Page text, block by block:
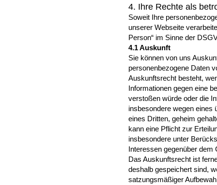
4. Ihre Rechte als
Soweit Ihre
unserer Webseite
Person“ im Sinne der
4.1 Auskunft
Sie können von uns
personenbezogene Daten
Auskunftsrecht besteht,
Informationen gegen eine
verstoßen würde oder die
insbesondere wegen eines
eines Dritten, geheim
kann eine Pflicht zur
insbesondere unter
Interessen gegenüber dem
Das Auskunftsrecht ist
deshalb gespeichert sind,
satzungsmäßiger